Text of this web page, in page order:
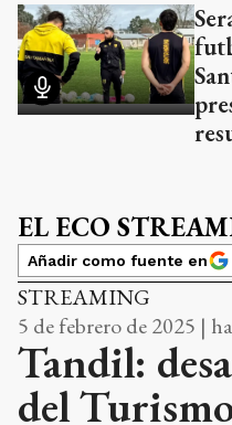
EL ECO
Añadir como fuente en
STREAMING
5 de febrero de 2025 |
Tandil:
del